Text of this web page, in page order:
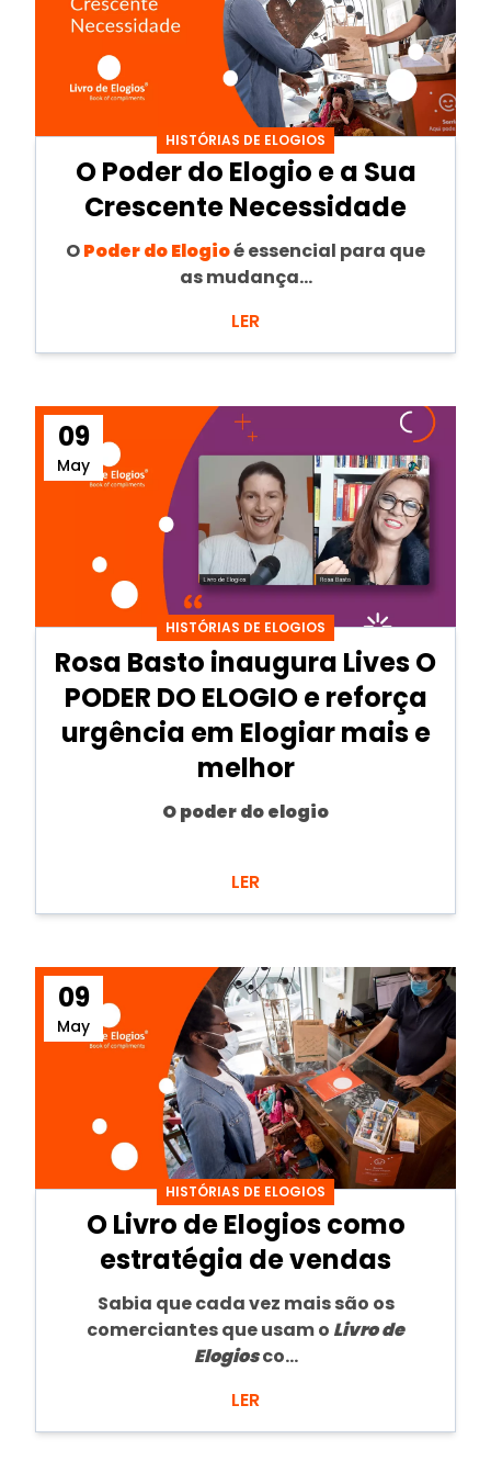
HISTÓRIAS DE ELOGIOS
O Poder do Elogio e a Sua
Crescente Necessidade
OPoder do Elogioé essencial para que
as mudança...
LER
09
May
HISTÓRIAS DE ELOGIOS
Rosa Basto inaugura Lives O
PODER DO ELOGIO e reforça
urgência em Elogiar mais e
melhor
O poder do elogio
LER
09
May
HISTÓRIAS DE ELOGIOS
O Livro de Elogios como
estratégia de vendas
Sabia que cada vez mais são os
comerciantes que usam o Livro de
Elogiosco...
LER